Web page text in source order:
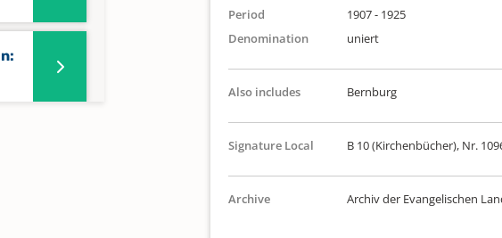
Period
1907 - 1925
Denomination
uniert
Also includes Bernburg
Signature Local B 10 (Kirchenbücher), Nr.
Archive Archiv der Evangelischen